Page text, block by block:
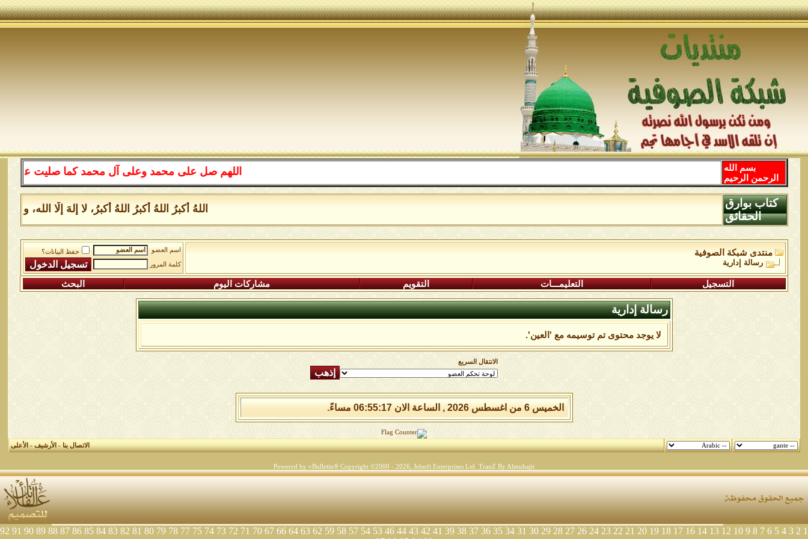
اللهم صل على محمد وعلى آل محمد كما صليت على
بسم الله
الرحمن الرحيم
اللهُ أكبرُ اللهُ أكبرُ اللهُ أكبرُ، لا إلهَ إلَّا الله،
كتاب بوارق
الحقائق
منتدى شبكة الصوفية
رسالة إدارية
اسم العضو
حفظ البيانات؟
كلمة المرور
التسجيل التعليمـــات التقويم مشاركات اليوم البحث
رسالة إدارية
لا يوجد محتوى تم توسيمه مع 'العين'.
الانتقال السريع
الخميس 6 من اغسطس 2026 , الساعة الان 06:55:17 مساءً.
الاتصال بنا-الأرشيف-الأعلى
Powered by vBulletin® Copyright ©2000 - 2026, Jelsoft Enterprises Ltd. TranZ By Almuhajir
1
2
3
4
5
6
7
8
9
10
12
13
14
16
17
18
19
20
21
22
23
24
26
27
28
29
30
31
34
35
36
37
38
39
41
42
43
44
46
53
54
57
58
59
62
63
64
66
67
70
71
72
73
74
75
77
78
79
80
81
82
83
84
85
86
87
88
89
90
91
92